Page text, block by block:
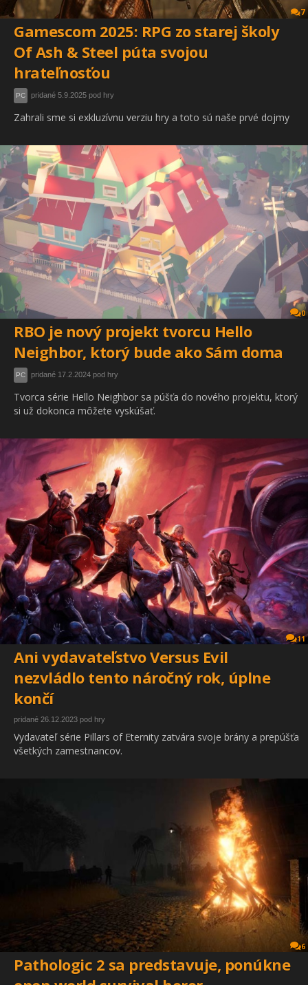
7
Gamescom 2025: RPG zo starej školy
Of Ash & Steel púta svojou
hrateľnosťou
PC pridané 5.9.2025 pod hry
Zahrali sme si exkluzívnu verziu hry a toto sú naše prvé dojmy
0
RBO je nový projekt tvorcu Hello
Neighbor, ktorý bude ako Sám doma
PC pridané 17.2.2024 pod hry
Tvorca série Hello Neighbor sa púšťa do nového projektu, ktorý
si už dokonca môžete vyskúšať.
11
Ani vydavateľstvo Versus Evil
nezvládlo tento náročný rok, úplne
končí
pridané 26.12.2023 pod hry
Vydavateľ série Pillars of Eternity zatvára svoje brány a prepúšťa
všetkých zamestnancov.
6
Pathologic 2 sa predstavuje, ponúkne